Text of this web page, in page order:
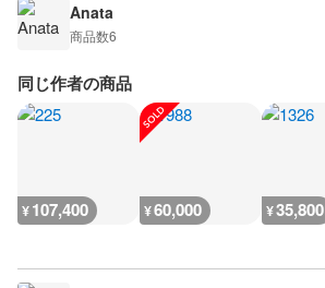
Anata
商品数6
同じ作者の商品
¥107,400 ¥60,000 ¥35,800